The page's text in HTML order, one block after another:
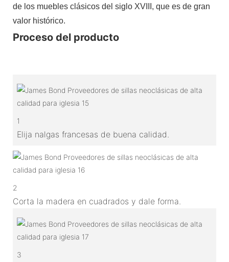
de los muebles clásicos del siglo XVIII, que es de gran
valor histórico.
Proceso del producto
1
Elija nalgas francesas de buena calidad.
2
Corta la madera en cuadrados y dale forma.
3